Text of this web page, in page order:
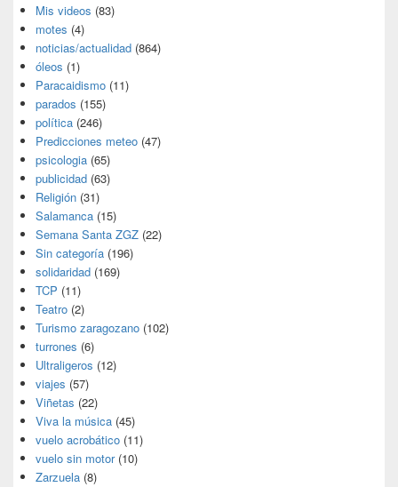
Mis videos (83)
motes (4)
noticias/actualidad (864)
óleos (1)
Paracaidismo (11)
parados (155)
política (246)
Predicciones meteo (47)
psicologia (65)
publicidad (63)
Religión (31)
Salamanca (15)
Semana Santa ZGZ (22)
Sin categoría (196)
solidaridad (169)
TCP (11)
Teatro (2)
Turismo zaragozano (102)
turrones (6)
Ultraligeros (12)
viajes (57)
Viñetas (22)
Viva la música (45)
vuelo acrobático (11)
vuelo sin motor(10)
Zarzuela (8)